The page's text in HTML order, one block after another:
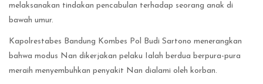
melaksanakan tindakan pencabulan terhadap seorang anak di
bawah umur.
Kapolrestabes Bandung Kombes Pol Budi Sartono menerangkan
bahwa modus Nan dikerjakan pelaku Ialah berdua berpura-pura
meraih menyembuhkan penyakit Nan dialami oleh korban.